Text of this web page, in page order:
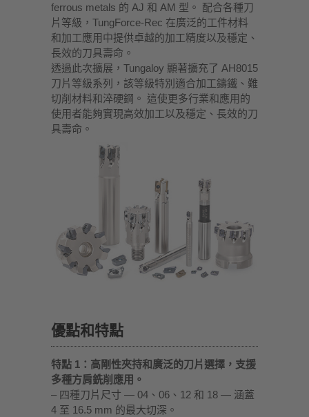
ferrous metals 的 AJ 和 AM 型。 配合各種刀
片等級，TungForce-Rec 在廣泛的工件材料
和加工應用中提供卓越的加工精度以及穩定、
長效的刀具壽命。
透過此次擴展，Tungaloy 顯著擴充了 AH8015
刀片等級系列，該等級特別適合加工鑄鐵、難
切削材料和淬硬鋼。 這使更多行業和應用的
使用者能夠實現高效加工以及穩定、長效的刀
具壽命。
優點和特點
特點 1：高剛性夾持和廣泛的刀片選擇，支援
多種方肩銑削應用。
– 四種刀片尺寸 — 04、06、12 和 18 — 涵蓋
4 至 16.5 mm 的最大切深。